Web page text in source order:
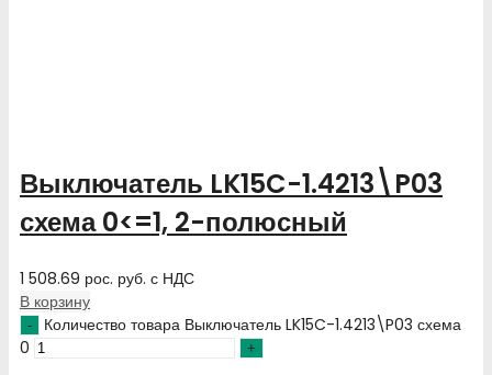
Выключатель LK15C-1.4213\P03
схема 0<=1, 2-полюсный
1 508.69 рос. руб. с НДС
В корзину
Количество товара Выключатель LK15C-1.4213\P03 схема
0